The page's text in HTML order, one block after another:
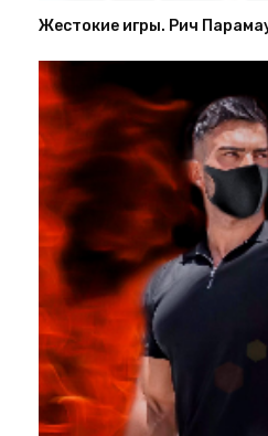
Жестокие игры. Рич